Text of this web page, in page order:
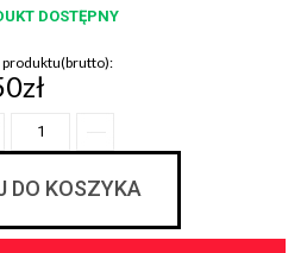
DOSTĘPNY
produktu(brutto):
DO KOSZYKA